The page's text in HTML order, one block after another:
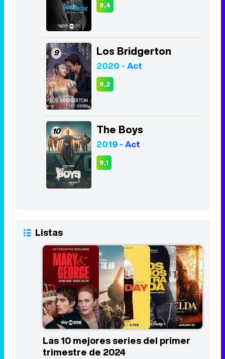
8,4
9 Los Bridgerton
2020 - Act
8,2
10 The Boys
2019 - Act
8,1
Listas
Las 10 mejores series del primer
trimestre de 2024